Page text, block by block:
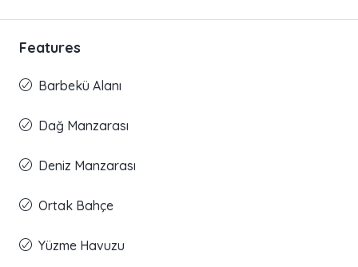
Features
Barbekü Alanı
Dağ Manzarası
Deniz Manzarası
Ortak Bahçe
Yüzme Havuzu